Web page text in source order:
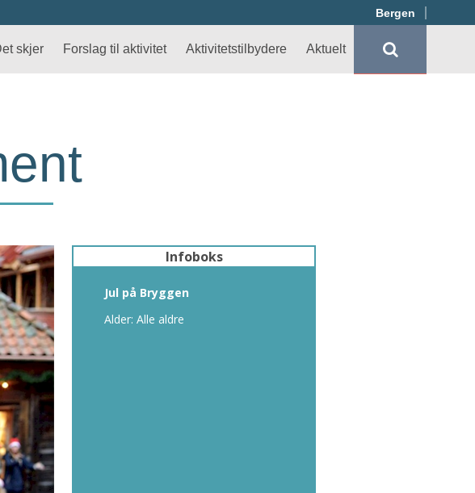
Bergen
skjer Forslag til aktivitet Aktivitetstilbydere Aktuelt
Infoboks
Jul på Bryggen
Alder: Alle aldre